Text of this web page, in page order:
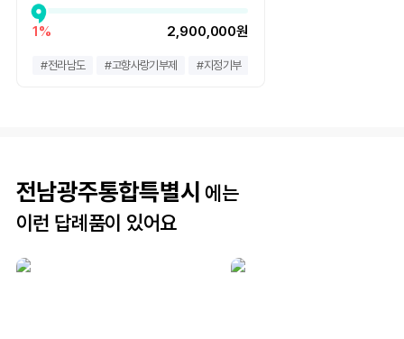
1% 2,900,000원
#전라남도 #고향사랑기부제 #지정기부
전남광주통합특별시 에는
이런 답례품이 있어요